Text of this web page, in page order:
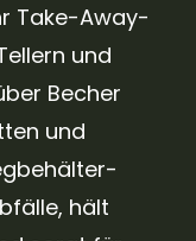
Take-Away-
und
Becher
und
hält